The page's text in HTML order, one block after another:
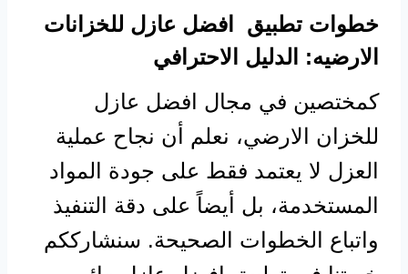
خطوات تطبيق
افضل عازل للخزانات
الارضيه: الدليل الاحترافي
كمختصين في مجال افضل عازل
للخزان الارضي، نعلم أن نجاح عملية
العزل لا يعتمد فقط على جودة المواد
المستخدمة، بل أيضاً على دقة التنفيذ
واتباع الخطوات الصحيحة. سنشارككم